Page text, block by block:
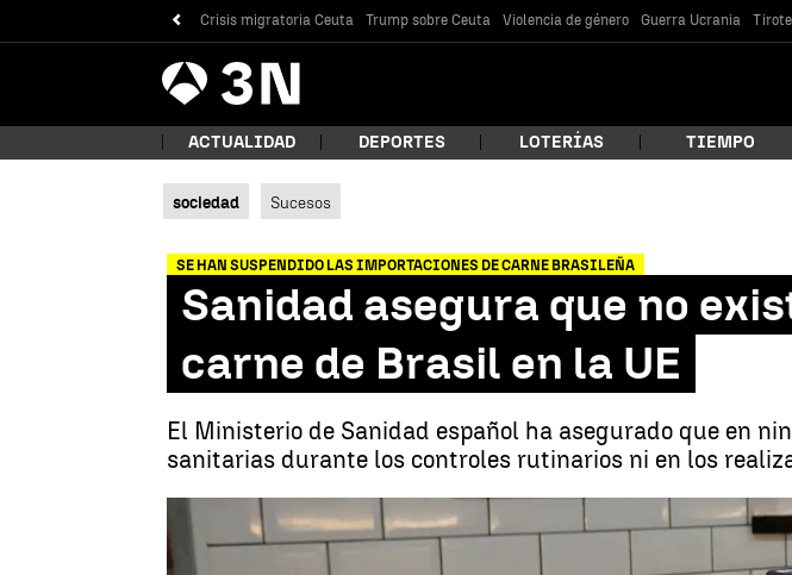
Crisis migratoria Ceuta Trump sobre Ceuta Violencia de género Guerra Ucrania
Antena
3 Noticias
¿Qué estás
Buscar
ACTUALIDAD DEPORTES LOTERÍAS TIEMPO
sociedad Sucesos
SE HAN SUSPENDIDO LAS IMPORTACIONES DE CARNE BRASILEÑA
Sanidad asegura que no
carne de Brasil en la UE
El Ministerio de Sanidad español ha asegurado que en
sanitarias durante los controles rutinarios ni en los